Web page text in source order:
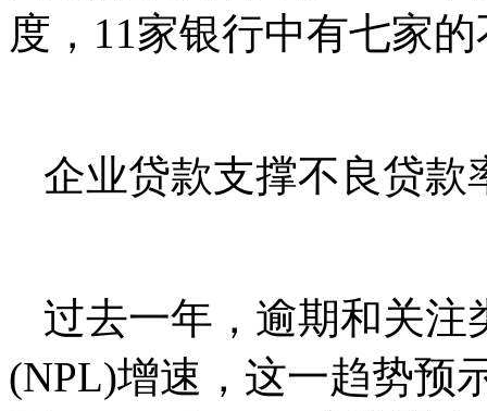
度，11家银行中有七家
企业贷款支撑不良贷款
过去⼀年，逾期和关注
(NPL)增速，这⼀趋势预